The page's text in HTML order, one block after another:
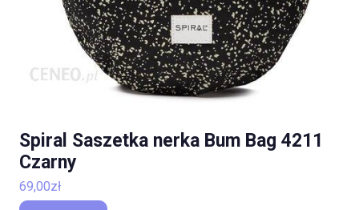
Spiral Saszetka nerka Bum Bag 4211
Czarny
69,00zł